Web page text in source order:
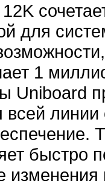
для
1
Uniboard
всей
быстро
изменения